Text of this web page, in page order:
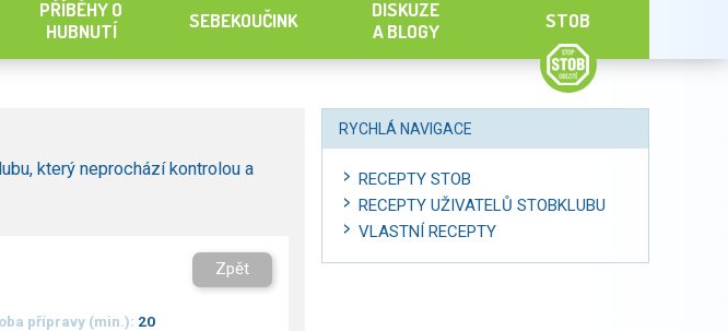
PŘÍBĚHY O
HUBNUTÍ
SEBEKOUČINK
DISKUZE
A BLOGY
STOB
který neprochází kontrolou a
Zpět
přípravy (min.): 20
RYCHLÁ NAVIGACE
RECEPTY STOB
RECEPTY UŽIVATELŮ STOBKLUBU
VLASTNÍ RECEPTY